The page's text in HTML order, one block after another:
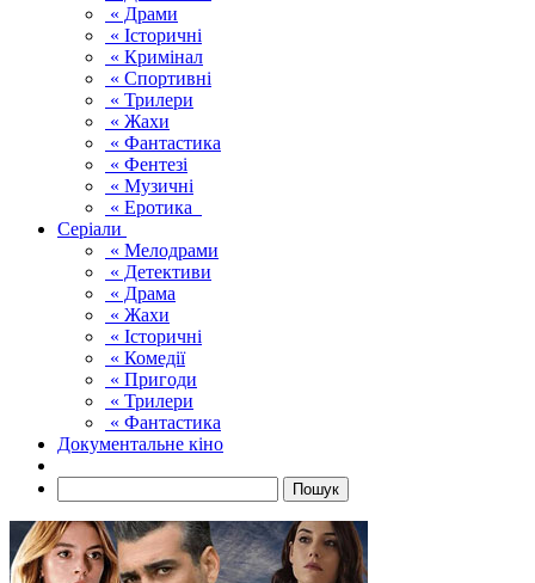
« Драми
« Історичні
« Кримінал
« Спортивні
« Трилери
« Жахи
« Фантастика
« Фентезі
« Музичні
« Еротика
Серіали
« Мелодрами
« Детективи
« Драма
« Жахи
« Історичні
« Комедії
« Пригоди
« Трилери
« Фантастика
Документальне кіно
Пошук